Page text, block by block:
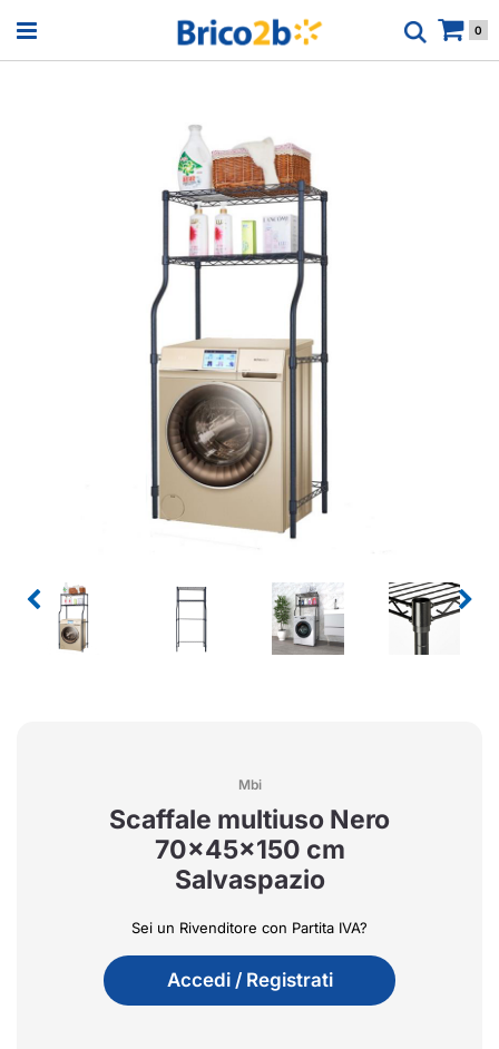
Open menu 0
Mbi
Scaffale multiuso Nero
70x45x150 cm
Salvaspazio
Sei un Rivenditore con Partita IVA?
Accedi / Registrati